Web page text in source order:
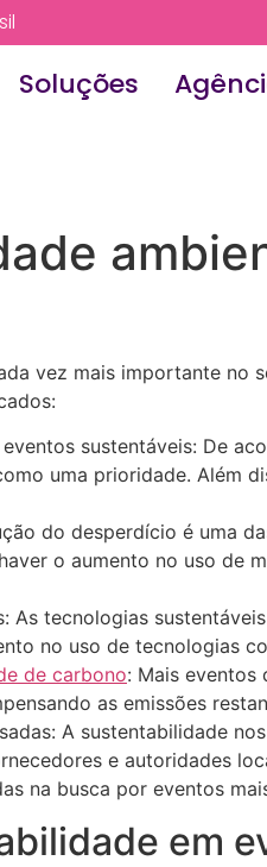
Soluções
vez mais importante no
sustentáveis: De
uma prioridade. Além
do desperdício é uma
o aumento no uso de
As tecnologias
no uso de tecnologias
de carbono: Mais eventos
as emissões
A sustentabilidade
e autoridades
na busca por eventos
em